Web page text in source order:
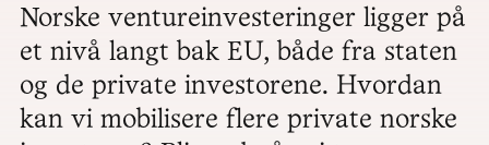
Norske ventureinvesteringer ligger på
et nivå langt bak EU, både fra staten
og de private investorene. Hvordan
kan vi mobilisere flere private norske